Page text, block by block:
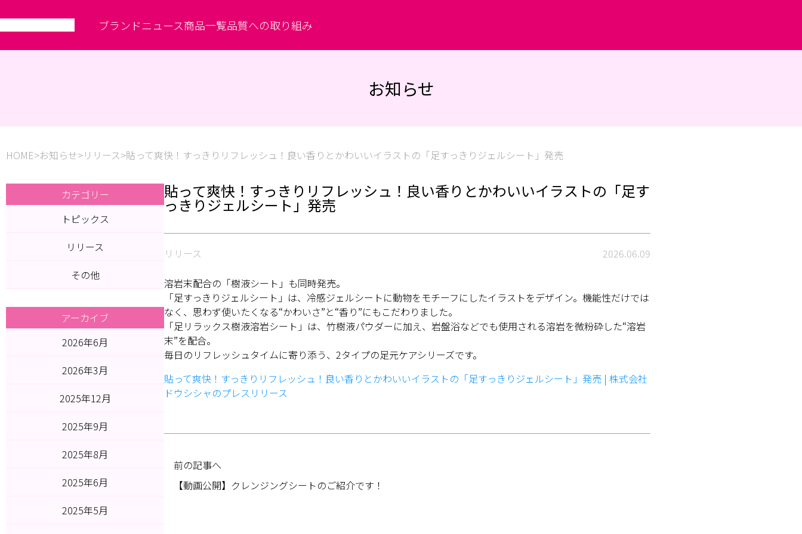
ブランドニュース商品一覧品質への取り組み
お知らせ
HOME お知らせ リリース 貼って爽快！すっきりリフレッシュ！良い香りとかわいいイラストの「足すっきりジェルシート」発売
貼って爽快！すっきりリフレッシュ！良い香りとかわいいイラストの「足す
っきりジェルシート」発売
リリース 2026.06.09
溶岩末配合の「樹液シート」も同時発売。
「足すっきりジェルシート」は、冷感ジェルシートに動物をモチーフにしたイラストをデザイン。機能性だけでは
なく、思わず使いたくなる“かわいさ”と“香り”にもこだわりました。
「足リラックス樹液溶岩シート」は、竹樹液パウダーに加え、岩盤浴などでも使用される溶岩を微粉砕した“溶岩
末”を配合。
毎日のリフレッシュタイムに寄り添う、2タイプの足元ケアシリーズです。
貼って爽快！すっきりリフレッシュ！良い香りとかわいいイラストの「足すっきりジェルシート」発売 | 株式会社
ドウシシャのプレスリリース
前の記事へ
【動画公開】クレンジングシートのご紹介です！
カテゴリー
トピックス
リリース
その他
アーカイブ
2026年6月
2026年3月
2025年12月
2025年9月
2025年8月
2025年6月
2025年5月